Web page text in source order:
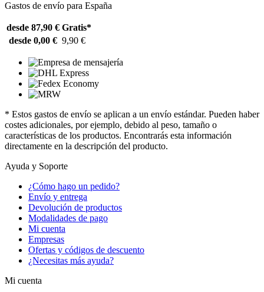
Gastos de envío para España
desde 87,90 € Gratis*
desde 0,00 € 9,90 €
* Estos gastos de envío se aplican a un envío estándar. Pueden haber
costes adicionales, por ejemplo, debido al peso, tamaño o
características de los productos. Encontrarás esta información
directamente en la descripción del producto.
Ayuda y Soporte
¿Cómo hago un pedido?
Envío y entrega
Devolución de productos
Modalidades de pago
Mi cuenta
Empresas
Ofertas y códigos de descuento
¿Necesitas más ayuda?
Mi cuenta